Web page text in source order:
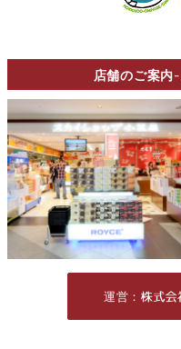
店舗のご案内-
運営：